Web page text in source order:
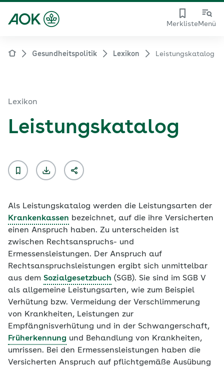
MerklisteMenü
Gesundheitspolitik Lexikon Leistungskatalog
Lexikon
Leistungskatalog
Als Leistungskatalog werden die Leistungsarten der
Krankenkassen bezeichnet, auf die ihre Versicherten
einen Anspruch haben. Zu unterscheiden ist
zwischen Rechtsanspruchs- und
Ermessensleistungen. Der Anspruch auf
Rechtsanspruchsleistungen ergibt sich unmittelbar
aus dem Sozialgesetzbuch (SGB). Sie sind im SGB V
als allgemeine Leistungsarten, wie zum Beispiel
Verhütung bzw. Vermeidung der Verschlimmerung
von Krankheiten, Leistungen zur
Empfängnisverhütung und in der Schwangerschaft,
Früherkennung und Behandlung von Krankheiten,
umrissen. Bei den Ermessensleistungen haben die
Versicherten Anspruch auf pflichtgemäße Ausübung